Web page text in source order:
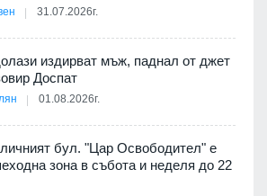
31.07.2026г.
издирват мъж, паднал от джет
Доспат
01.08.2026г.
бул. "Цар Освободител" е
зона в събота и неделя до 22